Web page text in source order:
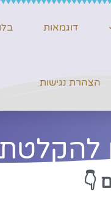
דוגמאות
הצהרת נגישות
👇